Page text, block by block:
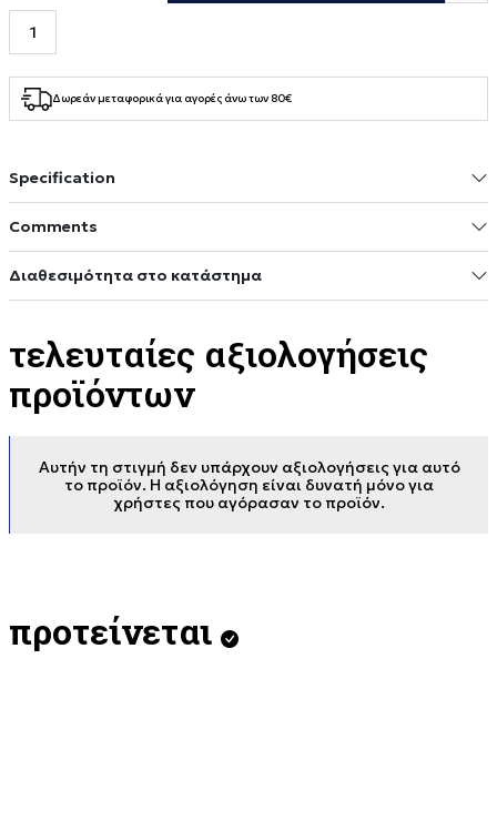
Δωρεάν μεταφορικά για αγορές άνω των 80€
Specification
Comments
Διαθεσιμότητα στο κατάστημα
τελευταίες αξιολογήσεις
προϊόντων
Αυτήν τη στιγμή δεν υπάρχουν αξιολογήσεις για αυτό
το προϊόν. Η αξιολόγηση είναι δυνατή μόνο για
χρήστες που αγόρασαν το προϊόν.
προτείνεται